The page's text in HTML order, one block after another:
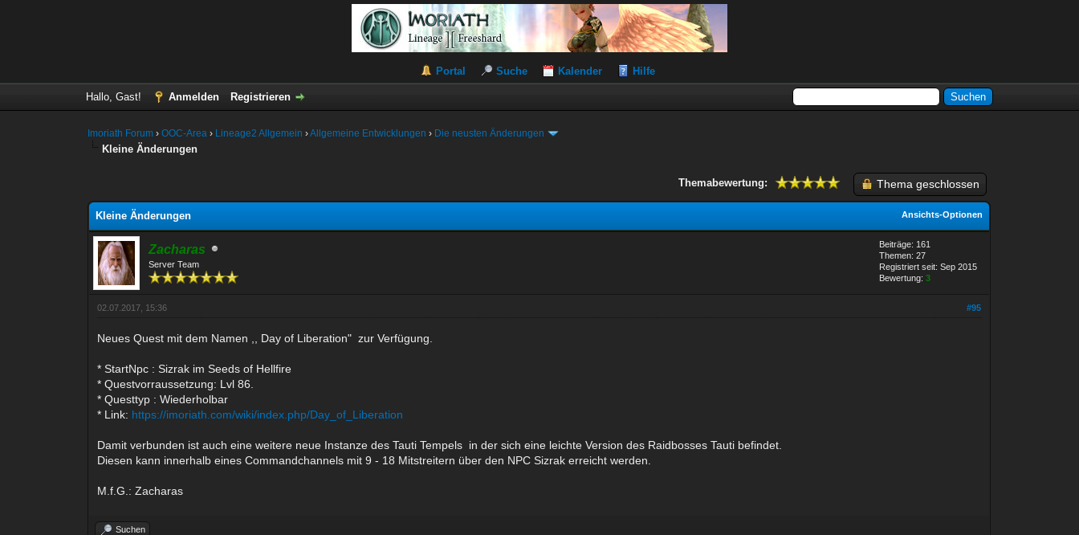
Portal Suche Kalender Hilfe
Hallo, Gast! Anmelden Registrieren
Imoriath Forum ›OOC-Area › Lineage2 Allgemein ›Allgemeine Entwicklungen › Die neusten Änderungen
Kleine Änderungen
Thema geschlossen
Themabewertung:
Ansichts-Optionen
Kleine Änderungen
Zacharas
Server Team
Beiträge: 161
Themen: 27
Registriert seit: Sep 2015
Bewertung:3
#95
02.07.2017, 15:36
Neues Quest mit dem Namen ,, Day of Liberation" zur Verfügung.
* StartNpc : Sizrak im Seeds of Hellfire
* Questvorraussetzung: Lvl 86.
* Questtyp : Wiederholbar
* Link: https://imoriath.com/wiki/index.php/Day_of_Liberation
Damit verbunden ist auch eine weitere neue Instanze des Tauti Tempels in der sich eine leichte Version des Raidbosses Tauti befindet.
Diesen kann innerhalb eines Commandchannels mit 9 - 18 Mitstreitern über den NPC Sizrak erreicht werden.
M.f.G.: Zacharas
Suchen